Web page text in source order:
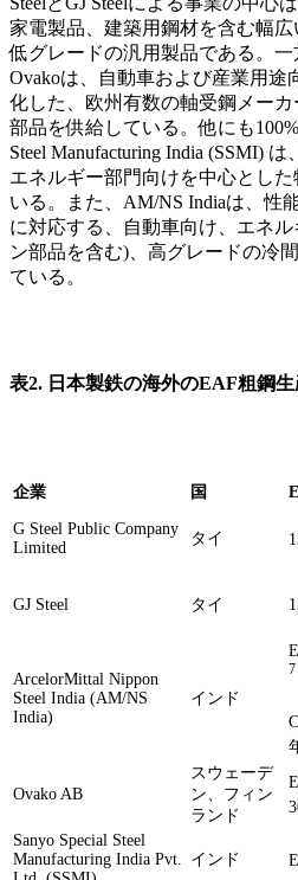
家電製品、建築用鋼材を含む幅
低グレードの汎用製品である 。
Ovakoは、自動車および産業用途
化した、欧州有数の軸受鋼メー
部品を供給している。他にも
Steel Manufacturing India (SSMI)
エネルギー部門向けを中心とし
いる。また、AM/NS Indiaは、性
に対応する、自動車向け、エネ
ン部品を含む)、高グレードの冷
ている。
表2. 日本製鉄の海外のEAF粗鋼
企業 国
G Steel Public Company
Limited
タイ
GJ Steel タイ
ArcelorMittal Nippon
Steel India (AM/NS
India)
インド
7
Ovako AB
スウェーデ
ン、フィン
ランド
Sanyo Special Steel
Manufacturing India Pvt. インド